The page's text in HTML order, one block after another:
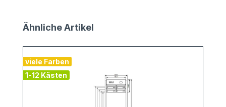
Produktgalerie überspringen
Ähnliche Artikel
viele Farben
1-12 Kästen